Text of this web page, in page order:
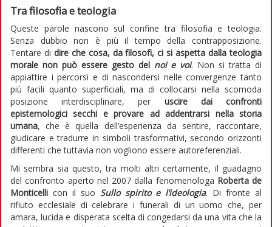
Tra filosofia e teologia
Queste parole nascono sul confine tra filosofia e teologia.
Senza dubbio non è più il tempo della contrapposizione.
Tentare di dire che cosa, da filosofi, ci si aspetta dalla teologia
morale non può essere gesto del noi e voi. Non si tratta di
appiattire i percorsi e di nascondersi nelle convergenze tanto
più facili quanto superficiali, ma di collocarsi nella scomoda
posizione interdisciplinare, per uscire dai confronti
epistemologici secchi e provare ad addentrarsi nella storia
umana, che è quella dell’esperienza da sentire, raccontare,
giudicare e tradurre in simboli trasformativi, secondo orizzonti
differenti che tuttavia non vogliono essere autoreferenziali.
Mi sembra sia questo, tra molti altri certamente, il guadagno
del confronto aperto nel 2007 dalla fenomenologa Roberta de
Monticelli con il suo Sullo spirito e l’ideologia. Di fronte al
rifiuto ecclesiale di celebrare i funerali di un uomo che, per
amara, lucida e disperata scelta di congedarsi da una vita che la